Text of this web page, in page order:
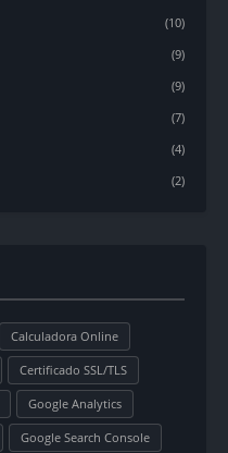
(10)
(9)
(9)
(7)
(4)
(2)
Calculadora Online
Certificado SSL/TLS
Google Analytics
Google Search Console